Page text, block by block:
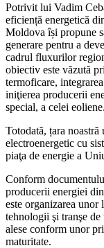
Potrivit lui Vadim
eficiență energetică
Moldova își propune
generare pentru a
cadrul fluxurilor
obiectiv este văzută
termoficare,
iniţierea producerii
special, a celei eoliene.
Totodată, țara noastră
electroenergetic cu
piaţa de energie a
Conform
producerii energiei
este organizarea
tehnologii şi tranşe
alese conform unor
maturitate.